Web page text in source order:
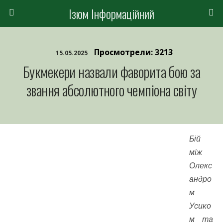
Ізюм Інформаційний
15.05.2025 Просмотрели: 3213
Букмекери назвали фаворита бою за
звання абсолютного чемпіона світу
Бій
між
Олекс
андро
м
Усико
м та